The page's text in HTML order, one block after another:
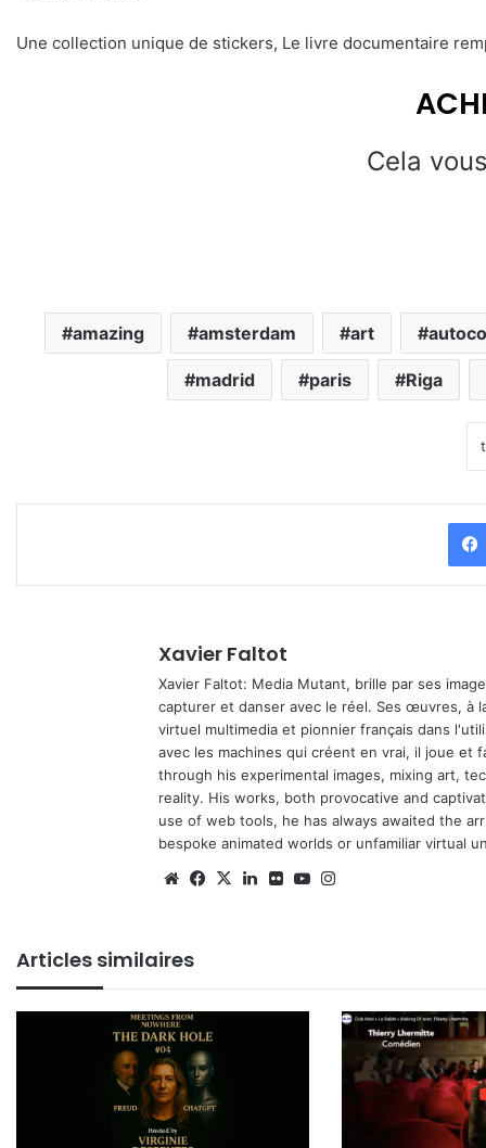
Une collection unique de stickers, Le livre documentaire
Cela
amazing amsterdam art
madrid paris Riga
Xavier Faltot
Xavier Faltot: Media Mutant, brille par ses
capturer et danser avec le réel. Ses œuvres, à
virtuel multimedia et pionnier français dans
avec les machines qui créent en vrai, il joue et
through his experimental images, mixing art,
reality. His works, both provocative and
use of web tools, he has always awaited the
bespoke animated worlds or unfamiliar virtual
WebsiteFacebook
X Linkedin
FlickrYouTube
Articles similaires